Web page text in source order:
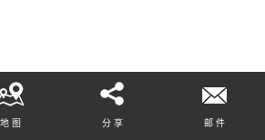
地 图 分 享 邮 件